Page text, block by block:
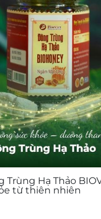
Trùng Hạ Thảo
từ thiên nhiên